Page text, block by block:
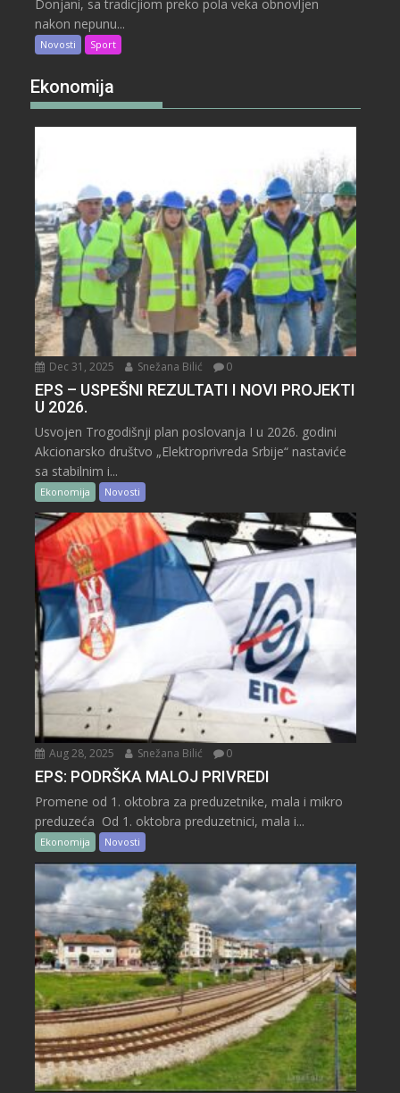
Donjani, sa tradicjiom preko pola veka obnovljen
nakon nepunu...
Novosti Sport
Ekonomija
Dec 31, 2025 Snežana Bilić 0
EPS – USPEŠNI REZULTATI I NOVI PROJEKTI
U 2026.
Usvojen Trogodišnji plan poslovanja I u 2026. godini
Akcionarsko društvo „Elektroprivreda Srbije“ nastaviće
sa stabilnim i...
Ekonomija Novosti
Aug 28, 2025 Snežana Bilić 0
EPS: PODRŠKA MALOJ PRIVREDI
Promene od 1. oktobra za preduzetnike, mala i mikro
preduzeća Od 1. oktobra preduzetnici, mala i...
Ekonomija Novosti